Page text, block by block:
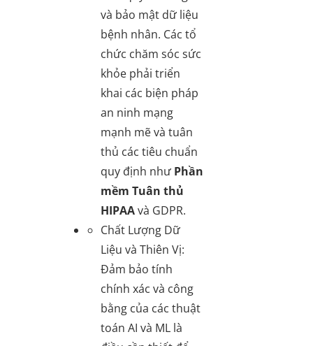
và bảo mật dữ liệu
bệnh nhân. Các tổ
chức chăm sóc sức
khỏe phải triển
khai các biện pháp
an ninh mạng
mạnh mẽ và tuân
thủ các tiêu chuẩn
quy định như Phần
mềm Tuân thủ
HIPAAvà GDPR.
Chất Lượng Dữ
Liệu và Thiên Vị:
Đảm bảo tính
chính xác và công
bằng của các thuật
toán AI và ML là